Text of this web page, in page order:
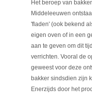
Het beroep van
Middeleeuwen
'fladen' (ook bekend
eigen oven of in een
aan te geven om dit
verrichten. Vooral de
geweest voor deze
bakker sindsdien zijn
Enerzijds door het